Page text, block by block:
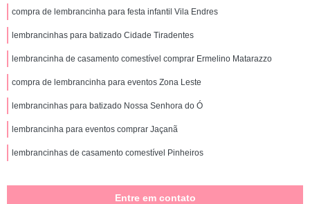
compra de lembrancinha para festa infantil Vila Endres
lembrancinhas para batizado Cidade Tiradentes
lembrancinha de casamento comestível comprar Ermelino Matarazzo
compra de lembrancinha para eventos Zona Leste
lembrancinhas para batizado Nossa Senhora do Ó
lembrancinha para eventos comprar Jaçanã
lembrancinhas de casamento comestível Pinheiros
Entre em contato